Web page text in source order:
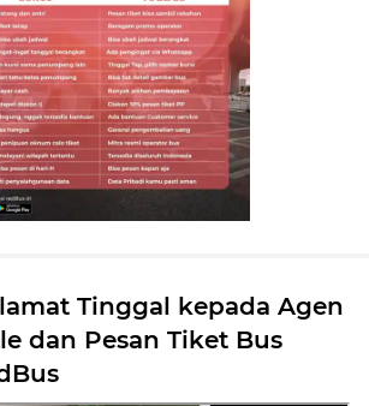
Tinggal kepada Agen
dan Pesan Tiket Bus